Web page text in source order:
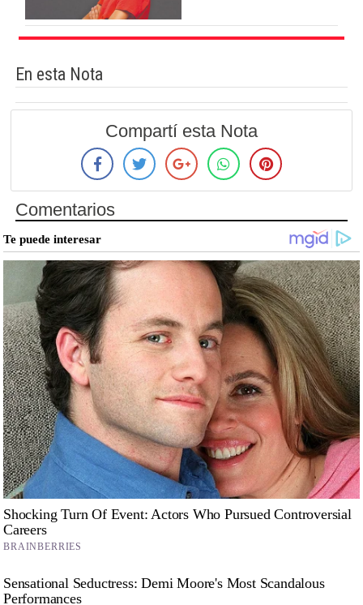
En esta Nota
Compartí esta Nota
Comentarios